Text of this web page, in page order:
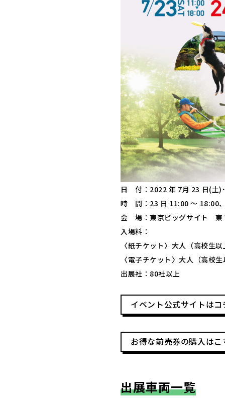
日 付：2022 年 7月 23 日(土)
時 間：23 日 11:00 ～ 18:00
会 場：東京ビッグサイト 東
入場料：
〈紙チケット〉大人（高校生
〈電子チケット〉大人（高校
出展社：80社以上
イベント公式サイトはコ
お得な前売券の購入は
出展車両一覧